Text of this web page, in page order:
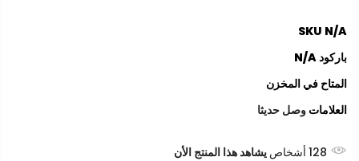
SKU N/A
باركودN/A
المتاح في المخزن
العلامات وصل حديثا
128 أشخاص يشاهد هذا المنتج الأن